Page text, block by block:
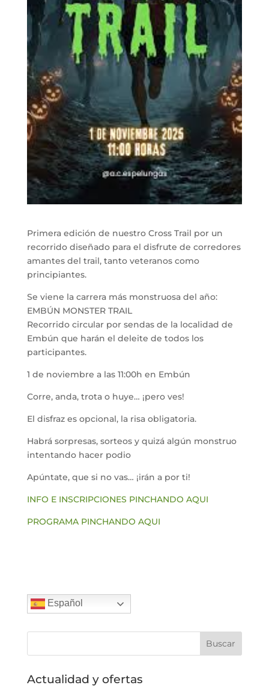
Primera edición de nuestro Cross Trail por un
recorrido diseñado para el disfrute de corredores
amantes del trail, tanto veteranos como
principiantes.
Se viene la carrera más monstruosa del año:
EMBÚN MONSTER TRAIL
Recorrido circular por sendas de la localidad de
Embún que harán el deleite de todos los
participantes.
1 de noviembre a las 11:00h en Embún
Corre, anda, trota o huye… ¡pero ves!
El disfraz es opcional, la risa obligatoria.
Habrá sorpresas, sorteos y quizá algún monstruo
intentando hacer podio
Apúntate, que si no vas… ¡irán a por ti!
INFO E INSCRIPCIONES PINCHANDO AQUI
PROGRAMA PINCHANDO AQUI
Español
Actualidad y ofertas